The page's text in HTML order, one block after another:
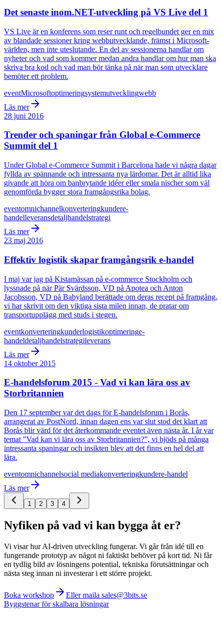
Det senaste inom.NET-utveckling på VS Live del 1
VS Live är en konferens som reser runt och regelbundet ger en mix
av blandade sessioner kring webbutvecklande, främst i Microsoft-
världen, men inte uteslutande. En del av sessionerna handlar om
nyheter och vad som kommer medan andra handlar om hur man ska
skriva bra kod och vad man bör tänka på när man som utvecklare
bemöter ett problem.
eventMicrosoftoptimeringsystemutvecklingwebb
Läs mer
28 juni 2016
Trender och spaningar från Global e-Commerce
Summit del 1
Under Global e-Commerce Summit i Barcelona hade vi några dagar
fyllda av spännande och intressanta nya lärdomar. Det är alltid lika
givande att höra om banbrytande idéer eller smala nischer som väl
genomförda bygger stora framgångsrika bolag.
eventomnichannelkonverteringkundere-
handelleveransdetaljhandelstrategi
Läs mer
23 maj 2016
Effektiv logistik skapar framgångsrik e-handel
I maj var jag på Kistamässan på e-commerce Stockholm och
lyssnade på när Pär Svärdsson, VD på Apotea och Anton
Jacobsson, VD på Babyland berättade om deras recept på framgång,
vi har skrivit om den viktiga sista milen innan, de pratar om
transportupplägg med studs i stegen.
eventkonverteringkunderlogistikoptimeringe-
handeldetaljhandelstrategileverans
Läs mer
14 oktober 2015
E-handelsforum 2015 - Vad vi kan lära oss av
Storbritannien
Den 17 september var det dags för E-handelsforum i Borås,
arrangerat av PostNord, innan dagen ens var slut stod det klart att
Borås blir värd för det återkommande eventet även nästa år. I år var
temat ”Vad kan vi lära oss av Storbritannien?”, vi bjöds på många
intressanta spaningar och insikten blev att det finns en hel del att
lära.
eventomnichannelsocial mediakonverteringkundere-handel
Läs mer
1 2 3 4
Nyfiken på vad vi kan bygga åt er?
Vi visar hur AI-driven utveckling fungerar. Vi går från idé till en
fungerande prototyp av något ni faktiskt behöver på kort tid. Ni får
en tydlig bild av lösningens potential, tekniska förutsättningar och
nästa steg innan ni investerar i ett större projekt.
Boka workshop
Eller maila sales@3bits.se
Byggstenar för skalbara lösningar